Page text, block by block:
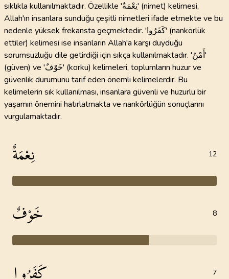
sıklıkla kullanılmaktadır. Özellikle 'نِعْمَةٌ' (nimet) kelimesi,
Allah'ın insanlara sunduğu çeşitli nimetleri ifade etmekte ve bu
nedenle yüksek frekansta geçmektedir. 'كَفَرُوا' (nankörlük
ettiler) kelimesi ise insanların Allah'a karşı duyduğu
sorumsuzluğu dile getirdiği için sıkça kullanılmaktadır. 'أَمْنٌ'
(güven) ve 'خَوْفٌ' (korku) kelimeleri, toplumların huzur ve
güvenlik durumunu tarif eden önemli kelimelerdir. Bu
kelimelerin sık kullanılması, insanlara güvenli ve huzurlu bir
yaşamın önemini hatırlatmakta ve nankörlüğün sonuçlarını
vurgulamaktadır.
نِعْمَةٌ 12
خَوْفٌ 8
7